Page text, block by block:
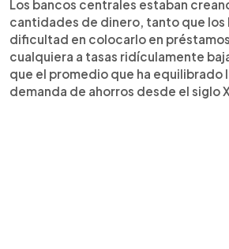
Los bancos centrales estaban
cantidades de dinero, tanto que los
dificultad en colocarlo en
cualquiera a tasas ridículamente
que el promedio que ha equilibrado
demanda de ahorros desde el siglo